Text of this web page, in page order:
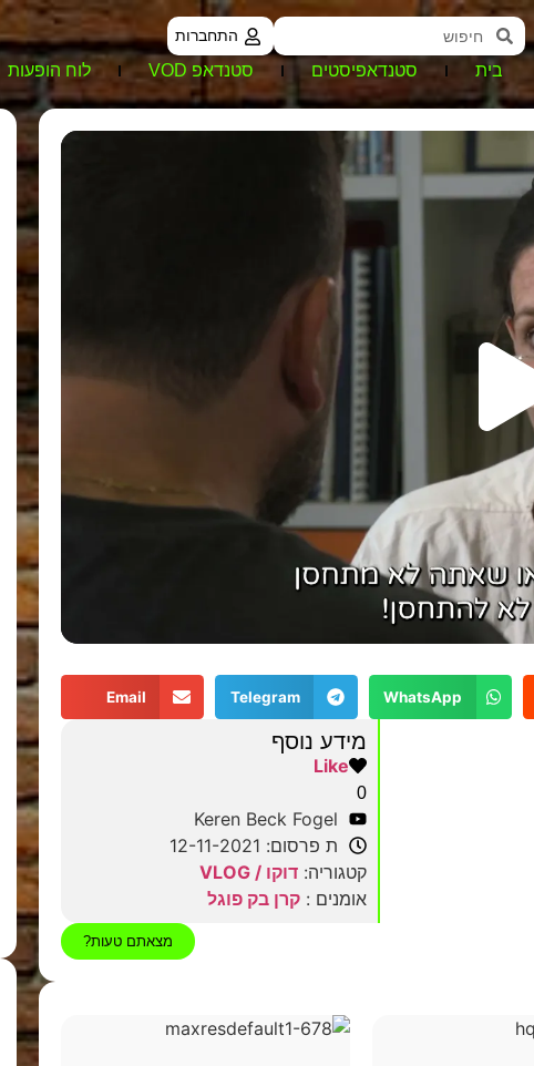
התחברות
בית סטנדאפיסטים סטנדאפ VOD לוח הופעות
WhatsApp
Telegram
Email
מידע נוסף
Like
0
Keren Beck Fogel
ת פרסום: 12-11-2021
קטגוריה: דוקו / VLOG
אומנים : קרן בק פוגל
מצאתם טעות?